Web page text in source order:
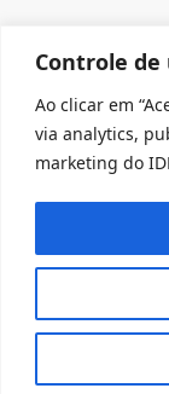
Controle de
Ao clicar em
via analytics,
marketing do